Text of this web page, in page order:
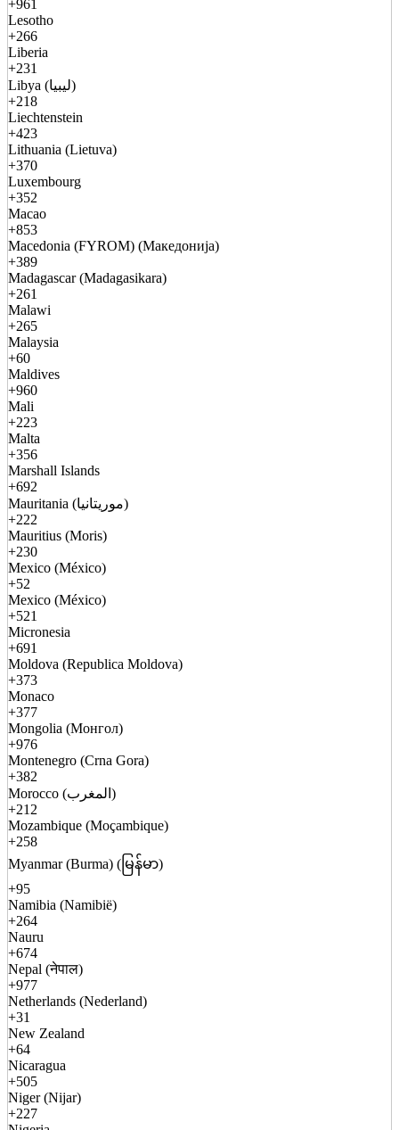
+961
Lesotho
+266
Liberia
+231
Libya (ليبيا)
+218
Liechtenstein
+423
Lithuania (Lietuva)
+370
Luxembourg
+352
Macao
+853
Macedonia (FYROM) (Македонија)
+389
Madagascar (Madagasikara)
+261
Malawi
+265
Malaysia
+60
Maldives
+960
Mali
+223
Malta
+356
Marshall Islands
+692
Mauritania (موريتانيا)
+222
Mauritius (Moris)
+230
Mexico (México)
+52
Mexico (México)
+521
Micronesia
+691
Moldova (Republica Moldova)
+373
Monaco
+377
Mongolia (Монгол)
+976
Montenegro (Crna Gora)
+382
Morocco (المغرب)
+212
Mozambique (Moçambique)
+258
Myanmar (Burma) (မြန်မာ)
+95
Namibia (Namibië)
+264
Nauru
+674
Nepal (नेपाल)
+977
Netherlands (Nederland)
+31
New Zealand
+64
Nicaragua
+505
Niger (Nijar)
+227